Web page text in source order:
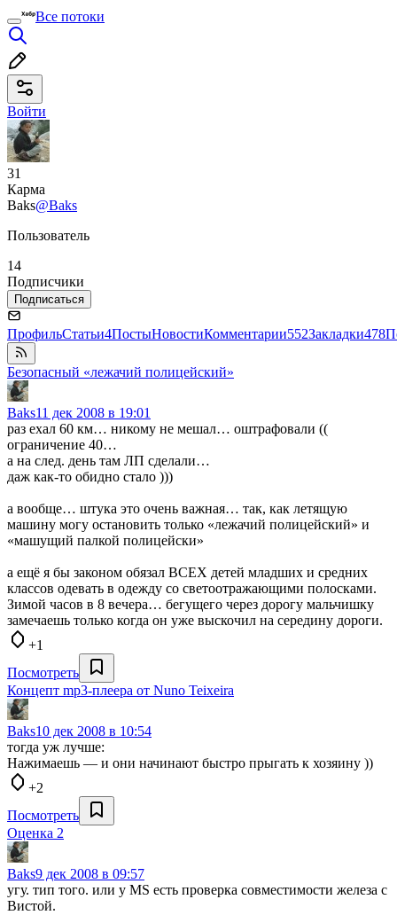
Все потоки
Войти
31
Карма
Baks@Baks
Пользователь
14
Подписчики
Подписаться
ПрофильСтатьи4ПостыНовостиКомментарии552Закладки478
Безопасный «лежачий полицейский»
Baks11 дек 2008 в 19:01
раз ехал 60 км… никому не мешал… оштрафовали ((
ограничение 40…
а на след. день там ЛП сделали…
даж как-то обидно стало )))
а вообще… штука это очень важная… так, как летящую
машину могу остановить только «лежачий полицейский» и
«машущий палкой полицейски»
а ещё я бы законом обязал ВСЕХ детей младших и средних
классов одевать в одежду со светоотражающими полосками.
Зимой часов в 8 вечера… бегущего через дорогу мальчишку
замечаешь только когда он уже выскочил на середину дороги.
+1
Посмотреть
Концепт mp3-плеера от Nuno Teixeira
Baks10 дек 2008 в 10:54
тогда уж лучше:
Нажимаешь — и они начинают быстро прыгать к хозяину ))
+2
Посмотреть
Оценка 2
Baks9 дек 2008 в 09:57
угу. тип того. или у MS есть проверка совместимости железа с
Вистой.